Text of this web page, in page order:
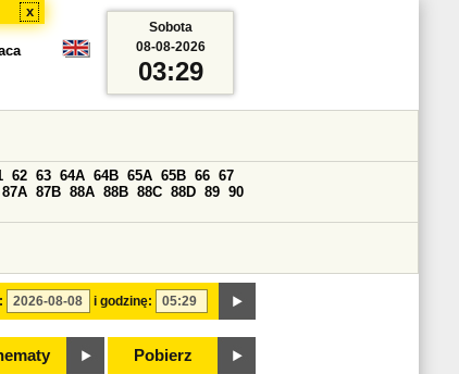
x
i godzinę:
62 63 64A 64B 65A 65B 66 67
87A 87B 88A 88B 88C 88D 89 90
Pobierz
Sobota
08-08-2026
03:29